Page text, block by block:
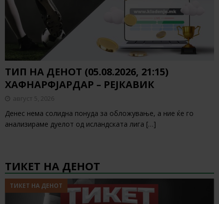
ТИП НА ДЕНОТ (05.08.2026, 21:15)
ХАФНАРФЈАРДАР – РЕЈКАВИК
август 5, 2026
Денес нема солидна понуда за обложување, а ние ќе го
анализираме дуелот од исландската лига […]
ТИКЕТ НА ДЕНОТ
ТИКЕТ НА ДЕНОТ